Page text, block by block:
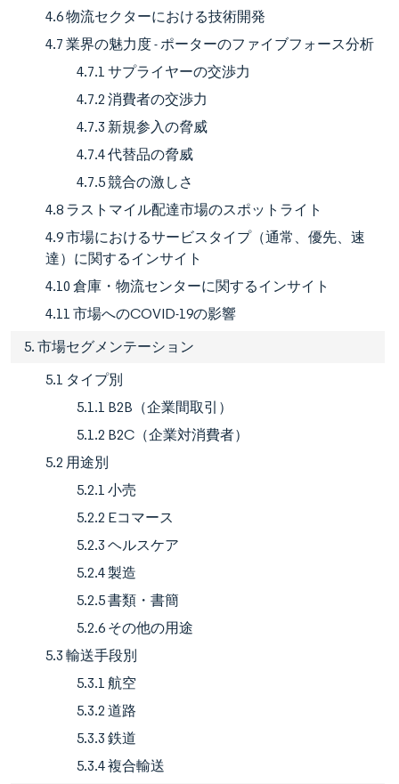
4.6 物流セクターにおける技術開発
4.7 業界の魅力度 - ポーターのファイブフォース分析
4.7.1 サプライヤーの交渉力
4.7.2 消費者の交渉力
4.7.3 新規参入の脅威
4.7.4 代替品の脅威
4.7.5 競合の激しさ
4.8 ラストマイル配達市場のスポットライト
4.9 市場におけるサービスタイプ（通常、優先、速
達）に関するインサイト
4.10 倉庫・物流センターに関するインサイト
4.11 市場へのCOVID-19の影響
5. 市場セグメンテーション
5.1 タイプ別
5.1.1 B2B（企業間取引）
5.1.2 B2C（企業対消費者）
5.2 用途別
5.2.1 小売
5.2.2 Eコマース
5.2.3 ヘルスケア
5.2.4 製造
5.2.5 書類・書簡
5.2.6 その他の用途
5.3 輸送手段別
5.3.1 航空
5.3.2 道路
5.3.3 鉄道
5.3.4 複合輸送